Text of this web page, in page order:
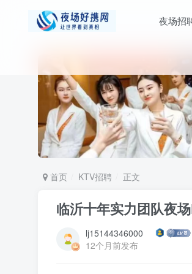
夜场招
首页 KTV招聘 正文
临沂十年实力团队夜
lj15144346000
12个月前发布